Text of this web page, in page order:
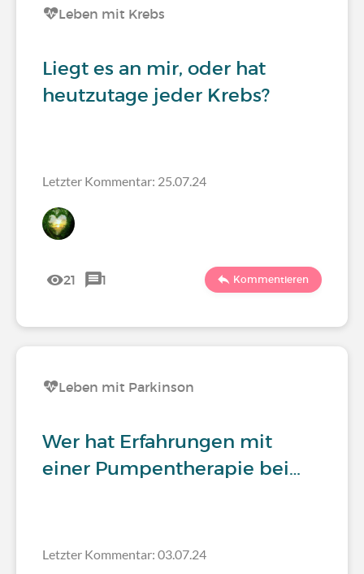
Leben mit Krebs
Liegt es an mir, oder hat
heutzutage jeder Krebs?
Letzter Kommentar: 25.07.24
21 1 Kommentieren
Leben mit Parkinson
Wer hat Erfahrungen mit
einer Pumpentherapie bei…
Letzter Kommentar: 03.07.24